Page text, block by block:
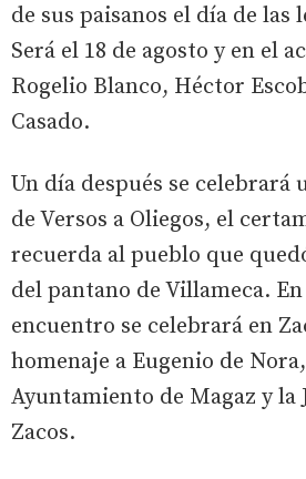
de sus paisanos el día de las
Será el 18 de agosto y en el
Rogelio Blanco, Héctor
Casado.
Un día después se celebrará
de Versos a Oliegos, el
recuerda al pueblo que
del pantano de Villameca.
encuentro se celebrará en
homenaje a Eugenio de
Ayuntamiento de Magaz y la
Zacos.